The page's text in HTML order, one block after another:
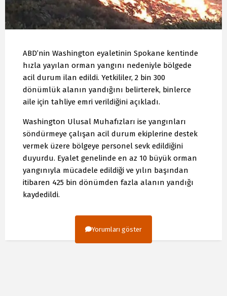
ABD’nin Washington eyaletinin Spokane kentinde
hızla yayılan orman yangını nedeniyle bölgede
acil durum ilan edildi. Yetkililer, 2 bin 300
dönümlük alanın yandığını belirterek, binlerce
aile için tahliye emri verildiğini açıkladı.
Washington Ulusal Muhafızları ise yangınları
söndürmeye çalışan acil durum ekiplerine destek
vermek üzere bölgeye personel sevk edildiğini
duyurdu. Eyalet genelinde en az 10 büyük orman
yangınıyla mücadele edildiği ve yılın başından
itibaren 425 bin dönümden fazla alanın yandığı
kaydedildi.
Yorumları göster